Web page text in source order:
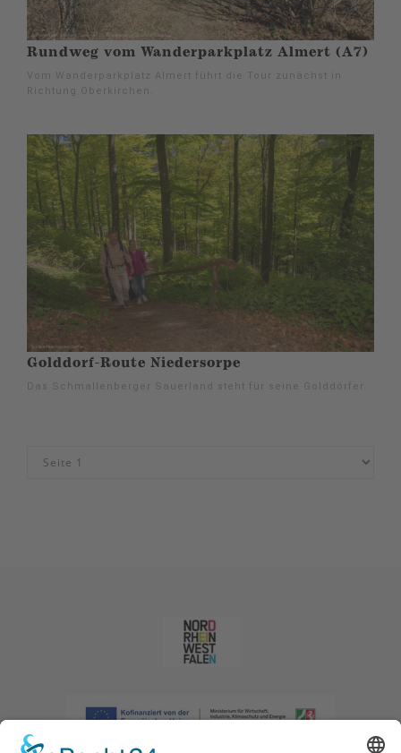
Rundweg vom Wanderparkplatz Almert (A7)
Vom Wanderparkplatz Almert führt die Tour zunächst in
Richtung Oberkirchen.
Golddorf-Route Niedersorpe
Das Schmallenberger Sauerland steht für seine Golddörfer.